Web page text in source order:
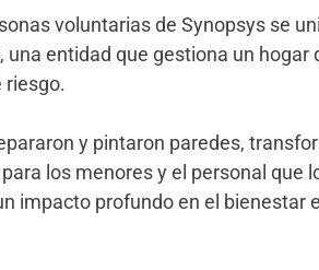
voluntarias de Synopsys se
, una entidad que gestiona un hogar
riesgo.
y pintaron paredes,
los menores y el personal que
impacto profundo en el bienestar